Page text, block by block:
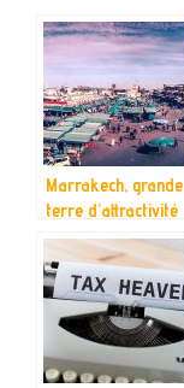
Marrakech, grande
terre d’attractivité
et de visibilité.